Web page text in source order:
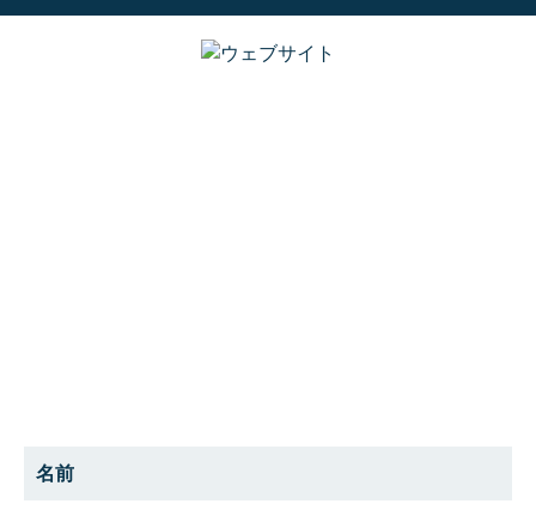
名前